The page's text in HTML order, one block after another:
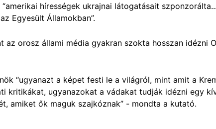
hírességek ukrajnai látogatásait
Egyesült Államokban”.
az orosz állami média gyakran szokta hosszan idézni
“ugyanazt a képet festi le a világról, mint amit a
kritikákat, ugyanazokat a vádakat tudják idézni egy
amiket ők maguk szajkóznak” - mondta a kutató.